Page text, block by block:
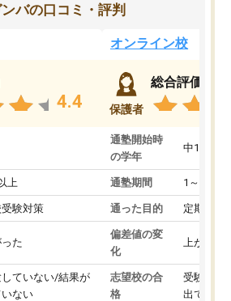
バの口コミ・評判
4.4
上
験対策
った
ていない/結果が
ない
オンライン校
保護者
総合評価
通塾開始時
の学年
中1
通塾期間 1～3ヵ月
通った目的 定期テス
偏差値の変
化
上がった
志望校の合
格
受験して
出ていな